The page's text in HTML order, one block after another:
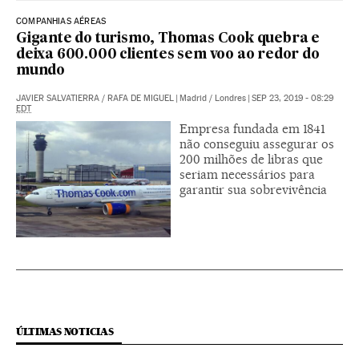
COMPANHIAS AÉREAS
Gigante do turismo, Thomas Cook quebra e
deixa 600.000 clientes sem voo ao redor do
mundo
JAVIER SALVATIERRA / RAFA DE MIGUEL | Madrid / Londres | SEP 23, 2019 - 08:29
EDT
Empresa fundada em 1841
não conseguiu assegurar os
200 milhões de libras que
seriam necessários para
garantir sua sobrevivência
ÚLTIMAS NOTICIAS